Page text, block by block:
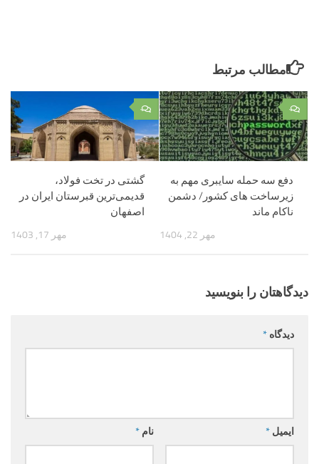
مطالب مرتبط
۰
گشتی در تخت فولاد،
قدیمی‌ترین قبرستان ایران در
اصفهان
مهر 17, 1403
۰
دفع سه حمله سایبری مهم به
زیرساخت های کشور/ دشمن
ناکام ماند
مهر 22, 1404
دیدگاهتان را بنویسید
دیدگاه *
نام * ایمیل *